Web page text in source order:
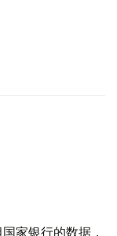
家银行的数据，